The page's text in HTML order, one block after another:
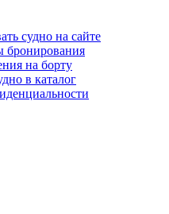
судно на сайте
бронирования
на борту
в каталог